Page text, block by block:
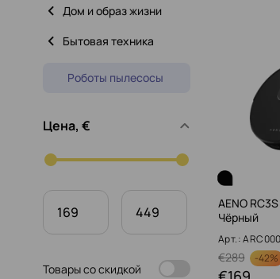
Дом и образ жизни
Бытовая техника
Роботы пылесосы
Цена, €
Товары со скидкой
AENO
Чёрный
Арт.:
289
€ -42%